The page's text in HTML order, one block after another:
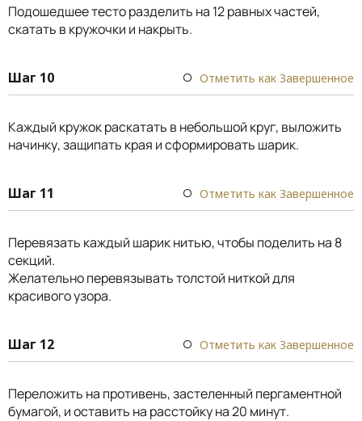
Подошедшее тесто разделить на 12 равных частей,
скатать в кружочки и накрыть.
Шаг 10 Отметить как Завершенное
Каждый кружок раскатать в небольшой круг, выложить
начинку, защипать края и сформировать шарик.
Шаг 11 Отметить как Завершенное
Перевязать каждый шарик нитью, чтобы поделить на 8
секций.
Желательно перевязывать толстой ниткой для
красивого узора.
Шаг 12 Отметить как Завершенное
Переложить на противень, застеленный пергаментной
бумагой, и оставить на расстойку на 20 минут.